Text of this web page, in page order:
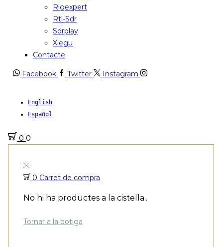
Rigexpert
Rtl-Sdr
Sdrplay
Xiegu
Contacte
Facebook Twitter Instagram
English
Español
0 0
0 Carret de compra
No hi ha productes a la cistella..
Tornar a la botiga